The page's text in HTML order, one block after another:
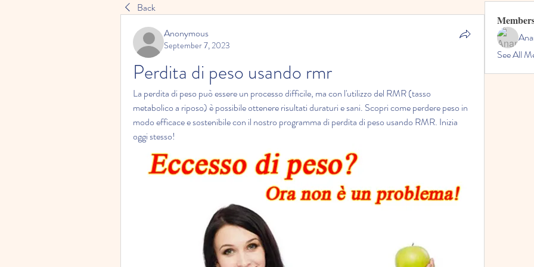
Back
Anonymous
September 7, 2023
Perdita di peso usando rmr
La perdita di peso può essere un processo difficile, ma con l'utilizzo del RMR (tasso
metabolico a riposo) è possibile ottenere risultati duraturi e sani. Scopri come perdere peso in
modo efficace e sostenibile con il nostro programma di perdita di peso usando RMR. Inizia
oggi stesso!
See All